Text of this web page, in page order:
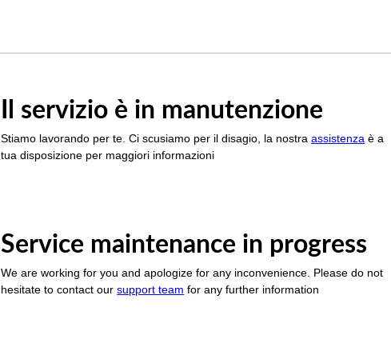
Il servizio è in manutenzione
Stiamo lavorando per te. Ci scusiamo per il disagio, la nostraassistenza è a
tua disposizione per maggiori informazioni
Service maintenance in progress
We are working for you and apologize for any inconvenience. Please do not
hesitate to contact oursupport team for any further information